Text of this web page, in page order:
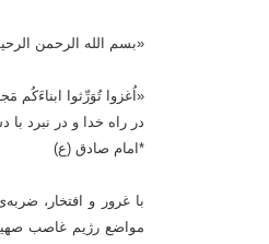
«بسم الله الرحمن
«اُغزوا تُوَرِّثوا ابناءَكُم
در راه خدا و در نبرد با
*امام صادق (ع)
با غرور و افتخار،
مواضع رژیم غاصب